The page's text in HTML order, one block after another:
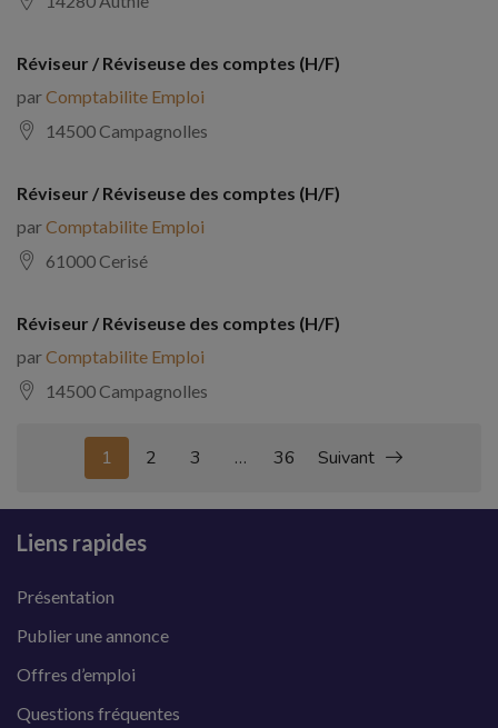
Réviseur / Réviseuse des comptes (H/F)
parComptabilite Emploi
14500 Campagnolles
Réviseur / Réviseuse des comptes (H/F)
parComptabilite Emploi
61000 Cerisé
Réviseur / Réviseuse des comptes (H/F)
parComptabilite Emploi
14500 Campagnolles
1 2 3 … 36 Suivant
Liens rapides
Présentation
Publier une annonce
Offres d’emploi
Questions fréquentes